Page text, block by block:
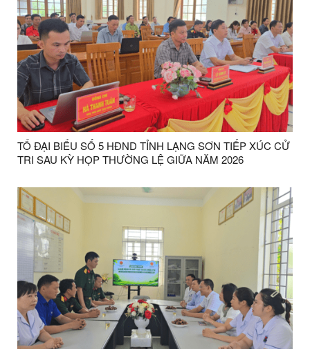
TỔ ĐẠI BIỂU SỐ 5 HĐND TỈNH LẠNG SƠN TIẾP XÚC CỬ
TRI SAU KỲ HỌP THƯỜNG LỆ GIỮA NĂM 2026